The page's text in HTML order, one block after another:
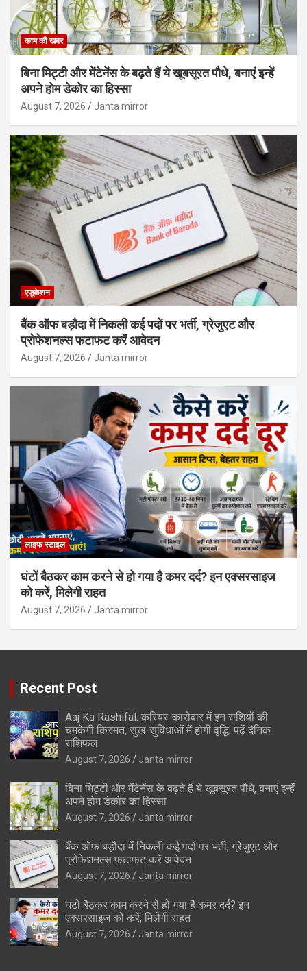
काम की खबर
बिना मिट्टी और मेंटेनेंस के बढ़ते हैं ये खूबसूरत पौधे, बनाएं इन्‍हें
अपने होम डेकोर का हिस्‍सा
August 7, 2026 Janta mirror
एजुकेशन
बैंक ऑफ बड़ौदा में निकली कई पदों पर भर्ती, ग्रेजुएट और
प्रोफेशनल्स फटाफट करें आवेदन
August 7, 2026 Janta mirror
लाइफ स्टाइल
घंटों बैठकर काम करने से हो गया है कमर दर्द? इन एक्सरसाइज
को करें, मिलेगी राहत
August 7, 2026 Janta mirror
Recent Post
Aaj Ka Rashifal: करियर-कारोबार में इन राशियों की
चमकेगी किस्मत, सुख-सुविधाओं में होगी वृद्धि, पढ़ें दैनिक
राशिफल
August 7, 2026 Janta mirror
बिना मिट्टी और मेंटेनेंस के बढ़ते हैं ये खूबसूरत पौधे, बनाएं इन्‍हें
अपने होम डेकोर का हिस्‍सा
August 7, 2026 Janta mirror
बैंक ऑफ बड़ौदा में निकली कई पदों पर भर्ती, ग्रेजुएट और
प्रोफेशनल्स फटाफट करें आवेदन
August 7, 2026 Janta mirror
घंटों बैठकर काम करने से हो गया है कमर दर्द? इन
एक्सरसाइज को करें, मिलेगी राहत
August 7, 2026 Janta mirror